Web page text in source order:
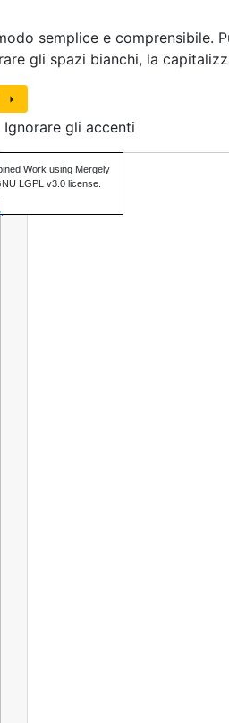
semplice e comprensibile.
gli spazi bianchi, la
arrow_right
Ignorare gli accenti
Work using Mergely
LGPL v3.0 license.
1